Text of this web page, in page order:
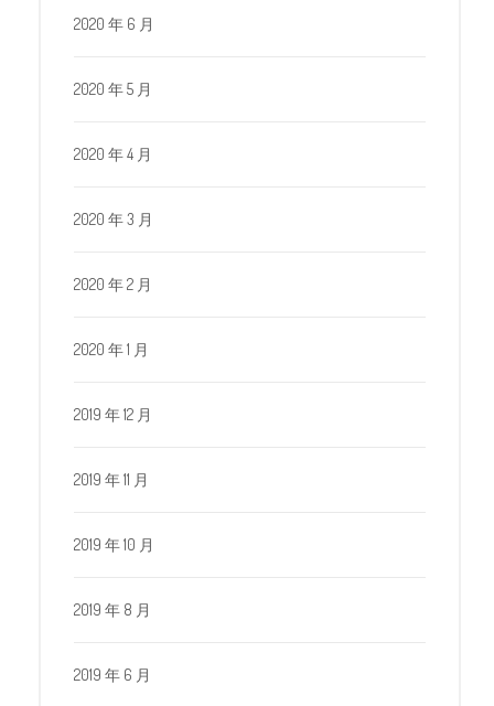
2020 年 6 月
2020 年 5 月
2020 年 4 月
2020 年 3 月
2020 年 2 月
2020 年 1 月
2019 年 12 月
2019 年 11 月
2019 年 10 月
2019 年 8 月
2019 年 6 月